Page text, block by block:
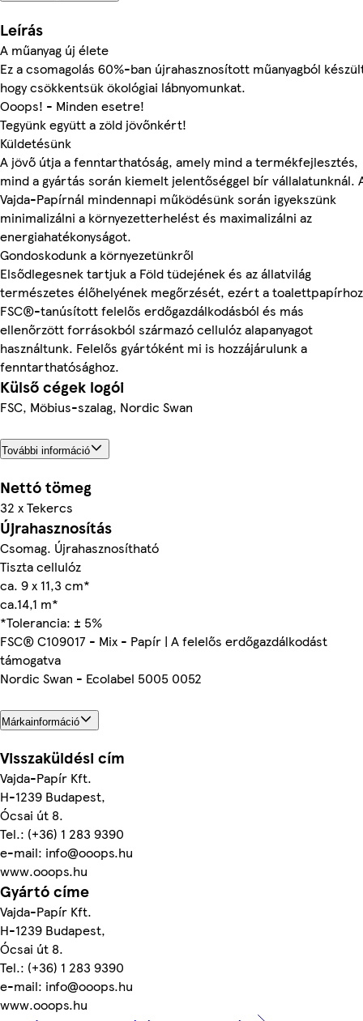
Leírás
A műanyag új élete
Ez a csomagolás 60%-ban újrahasznosított műanyagból
hogy csökkentsük ökológiai lábnyomunkat.
Ooops! - Minden esetre!
Tegyünk együtt a zöld jövőnkért!
Küldetésünk
A jövő útja a fenntarthatóság, amely mind a termékfejlesztés,
mind a gyártás során kiemelt jelentőséggel bír vállalatunknál.
Vajda-Papírnál mindennapi működésünk során igyekszünk
minimalizálni a környezetterhelést és maximalizálni az
energiahatékonyságot.
Gondoskodunk a környezetünkről
Elsődlegesnek tartjuk a Föld tüdejének és az állatvilág
természetes élőhelyének megőrzését, ezért a toalettpapírhoz
FSC®-tanúsított felelős erdőgazdálkodásból és más
ellenőrzött forrásokból származó cellulóz alapanyagot
használtunk. Felelős gyártóként mi is hozzájárulunk a
fenntarthatósághoz.
Külső cégek logói
FSC, Möbius-szalag, Nordic Swan
További információ
Nettó tömeg
32 x Tekercs
Újrahasznosítás
Csomag. Újrahasznosítható
Tiszta cellulóz
ca. 9 x 11,3 cm*
ca.14,1 m*
*Tolerancia: ± 5%
FSC® C109017 - Mix - Papír | A felelős erdőgazdálkodást
támogatva
Nordic Swan - Ecolabel 5005 0052
Márkainformáció
Visszaküldési cím
Vajda-Papír Kft.
H-1239 Budapest,
Ócsai út 8.
Tel.: (+36) 1 283 9390
e-mail: info@ooops.hu
www.ooops.hu
Gyártó címe
Vajda-Papír Kft.
H-1239 Budapest,
Ócsai út 8.
Tel.: (+36) 1 283 9390
e-mail: info@ooops.hu
www.ooops.hu